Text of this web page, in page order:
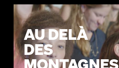
AU DELÀ
DES